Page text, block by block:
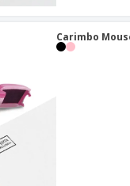
Carimbo